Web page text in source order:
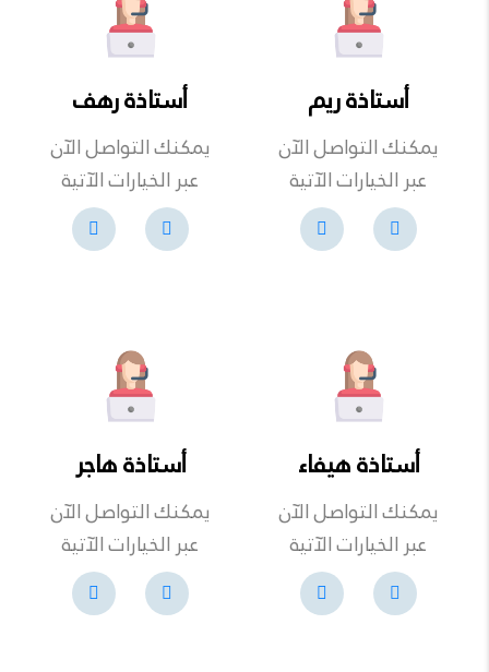
أستاذة ريم
يمكنك التواصل الآن
عبر الخيارات الآتية
أستاذة رهف
يمكنك التواصل الآن
عبر الخيارات الآتية
أستاذة هيفاء
يمكنك التواصل الآن
عبر الخيارات الآتية
أستاذة هاجر
يمكنك التواصل الآن
عبر الخيارات الآتية